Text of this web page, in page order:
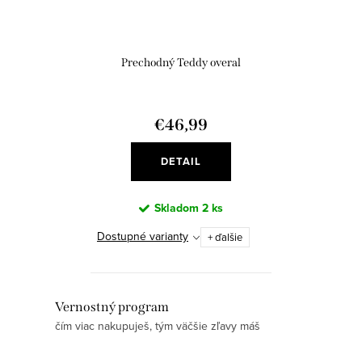
Prechodný Teddy overal
€46,99
DETAIL
Skladom 2 ks
Dostupné varianty
+ ďalšie
Vernostný program
čím viac nakupuješ, tým väčšie zľavy máš